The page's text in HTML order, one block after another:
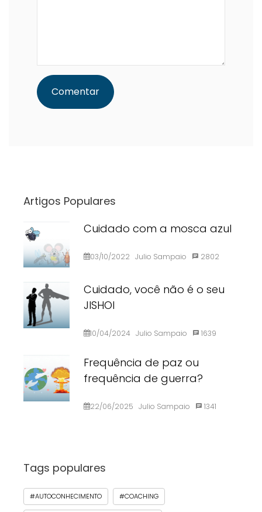
Artigos Populares
Cuidado com a mosca azul
03/10/2022 Julio Sampaio 2802
Cuidado, você não é o seu
JISHOI
10/04/2024 Julio Sampaio 1639
Frequência de paz ou
frequência de guerra?
22/06/2025 Julio Sampaio 1341
Tags populares
#AUTOCONHECIMENTO #COACHING